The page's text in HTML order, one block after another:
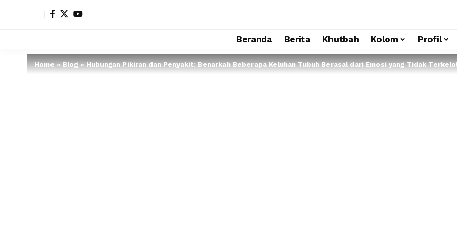
Beranda Berita Khutbah Kolom Profil
Home»Blog»Hubungan Pikiran dan Penyakit: Benarkah Beberapa Keluhan Tubuh Berasal dari Emosi yang Tidak